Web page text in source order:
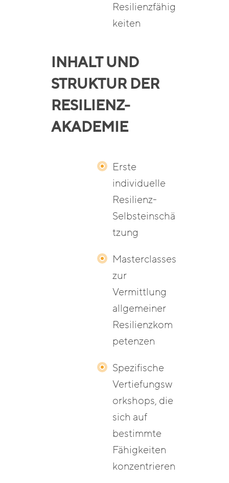
Resilienzfähig
keiten
INHALT UND
STRUKTUR DER
RESILIENZ-
AKADEMIE
Erste
individuelle
Resilienz-
Selbsteinschä
tzung
Masterclasses
zur
Vermittlung
allgemeiner
Resilienzkom
petenzen
Spezifische
Vertiefungsw
orkshops, die
sich auf
bestimmte
Fähigkeiten
konzentrieren